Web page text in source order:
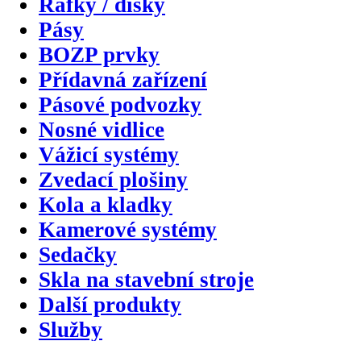
Ráfky / disky
Pásy
BOZP prvky
Přídavná zařízení
Pásové podvozky
Nosné vidlice
Vážicí systémy
Zvedací plošiny
Kola a kladky
Kamerové systémy
Sedačky
Skla na stavební stroje
Další produkty
Služby